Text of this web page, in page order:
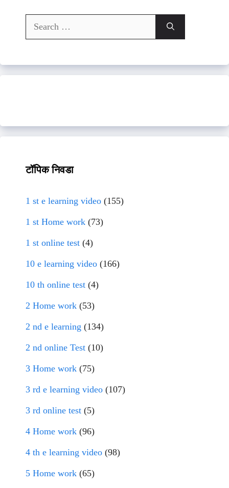
Search
for:
टॉपिक निवडा
1 st e learning video (155)
1 st Home work (73)
1 st online test (4)
10 e learning video (166)
10 th online test (4)
2 Home work (53)
2 nd e learning (134)
2 nd online Test (10)
3 Home work (75)
3 rd e learning video (107)
3 rd online test (5)
4 Home work (96)
4 th e learning video (98)
5 Home work (65)